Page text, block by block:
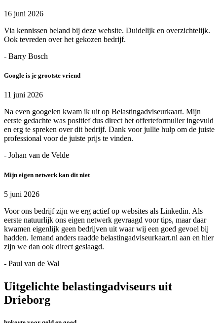
16 juni 2026
Via kennissen beland bij deze website. Duidelijk en overzichtelijk.
Ook tevreden over het gekozen bedrijf.
- Barry Bosch
Google is je grootste vriend
11 juni 2026
Na even googelen kwam ik uit op Belastingadviseurkaart. Mijn
eerste gedachte was positief dus direct het offerteformulier ingevuld
en erg te spreken over dit bedrijf. Dank voor jullie hulp om de juiste
professional voor de juiste prijs te vinden.
- Johan van de Velde
Mijn eigen netwerk kan dit niet
5 juni 2026
Voor ons bedrijf zijn we erg actief op websites als Linkedin. Als
eerste natuurlijk ons eigen netwerk gevraagd voor tips, maar daar
kwamen eigenlijk geen bedrijven uit waar wij een goed gevoel bij
hadden. Iemand anders raadde belastingadviseurkaart.nl aan en hier
zijn we dan ook direct geslaagd.
- Paul van de Wal
Uitgelichte belastingadviseurs uit
Drieborg